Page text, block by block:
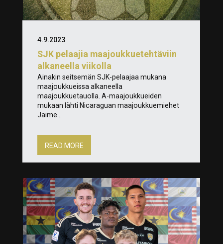
SJK pelaajia maajoukkuetehtäviin
alkaneella viikolla
4.9.2023
Ainakin seitsemän SJK-pelaajaa mukana
maajoukkueissa alkaneella
maajoukkuetauolla. A-maajoukkueiden
mukaan lähti Nicaraguan maajoukkuemiehet
Jaime...
READ MORE